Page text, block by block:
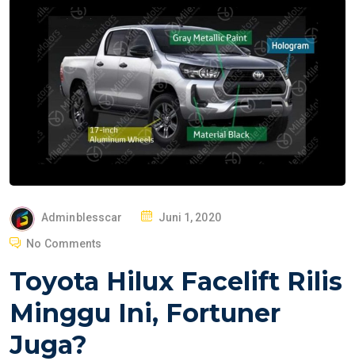
Adminblesscar
T
D
Juni 1, 2020
No Comments
Toyota Hilux Facelift Rilis
Minggu Ini, Fortuner
Juga?